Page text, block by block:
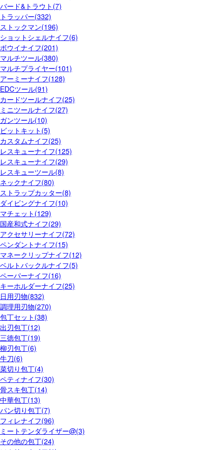
バード&トラウト(7)
トラッパー(332)
ストックマン(196)
ショットシェルナイフ(6)
ボウイナイフ(201)
マルチツール(380)
マルチプライヤー(101)
アーミーナイフ(128)
EDCツール(91)
カードツールナイフ(25)
ミニツールナイフ(27)
ガンツール(10)
ビットキット(5)
カスタムナイフ(25)
レスキューナイフ(125)
レスキューナイフ(29)
レスキューツール(8)
ネックナイフ(80)
ストラップカッター(8)
ダイビングナイフ(10)
マチェット(129)
国産和式ナイフ(29)
アクセサリーナイフ(72)
ペンダントナイフ(15)
マネークリップナイフ(12)
ベルトバックルナイフ(5)
ペーパーナイフ(16)
キーホルダーナイフ(25)
日用刃物(832)
調理用刃物(270)
包丁セット(38)
出刃包丁(12)
三徳包丁(19)
柳刃包丁(6)
牛刀(6)
菜切り包丁(4)
ペティナイフ(30)
骨スキ包丁(14)
中華包丁(13)
パン切り包丁(7)
フィレナイフ(96)
ミートテンダライザー@(3)
その他の包丁(24)